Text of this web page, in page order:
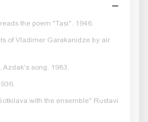
the poem "Tasi". 1946.
of Vladimer Garakanidze by air
Azdak's song. 1983.
with the ensemble" Rustavi